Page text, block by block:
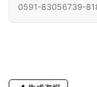
0591-83056739-